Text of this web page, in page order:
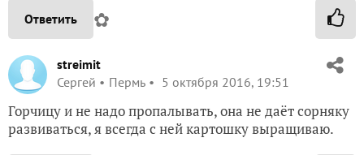
Ответить ✿
streimit
Сергей
Пермь 5 октября 2016, 19:51
Горчицу и не надо пропалывать, она не даёт сорняку
развиваться, я всегда с ней картошку выращиваю.